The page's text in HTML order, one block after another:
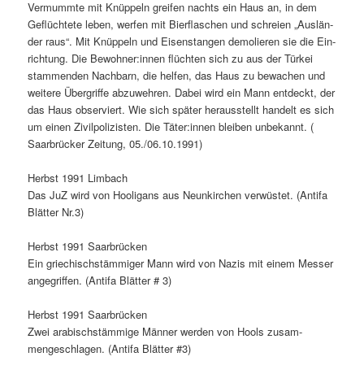
Ver­mummte mit Knüp­peln greifen nachts ein Haus an, in dem
Geflüchtete leben, wer­fen mit Bier­flaschen und schreien „Aus­län­
der raus“. Mit Knüp­peln und Eisen­stan­gen demolieren sie die Ein­
rich­tung. Die Bewohner:innen flücht­en sich zu aus der Türkei
stam­menden Nach­barn, die helfen, das Haus zu bewachen und
weit­ere Über­griffe abzuwehren. Dabei wird ein Mann ent­deckt, der
das Haus observiert. Wie sich später her­ausstellt han­delt es sich
um einen Zivilpolizis­ten. Die Täter:innen bleiben unbekan­nt. (
Saar­brück­er Zeitung, 05./06.10.1991)
Herb­st 1991 Lim­bach
Das JuZ wird von Hooli­gans aus Neunkirchen ver­wüstet. (Antifa
Blät­ter Nr.3)
Herb­st 1991 Saar­brück­en
Ein griechis­chstäm­miger Mann wird von Nazis mit einem Mess­er
ange­grif­f­en. (Antifa Blät­ter # 3)
Herb­st 1991 Saar­brück­en
Zwei ara­bis­chstäm­mige Män­ner wer­den von Hools zusam­
mengeschla­gen. (Antifa Blät­ter #3)